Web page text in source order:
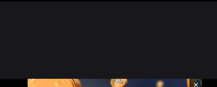
×